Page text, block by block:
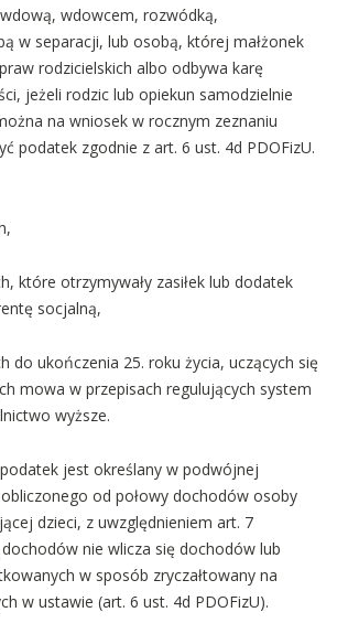
wdowcem, rozwódką,
w separacji, lub osobą, której małżonek
rodzicielskich albo odbywa karę
jeżeli rodzic lub opiekun samodzielnie
na wniosek w rocznym zeznaniu
podatek zgodnie z art. 6 ust. 4d PDOFizU.
które otrzymywały zasiłek lub dodatek
socjalną,
do ukończenia 25. roku życia, uczących się
mowa w przepisach regulujących system
wyższe.
jest określany w podwójnej
od połowy dochodów osoby
dzieci, z uwzględnieniem art. 7
nie wlicza się dochodów lub
w sposób zryczałtowany na
w ustawie (art. 6 ust. 4d PDOFizU).